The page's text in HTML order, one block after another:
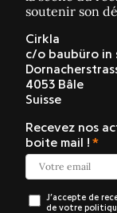
soutenir son
Cirkla
c/o baubüro in
4053 Bâle
Suisse
Recevez nos
boite mail !
J’accepte de
de votre